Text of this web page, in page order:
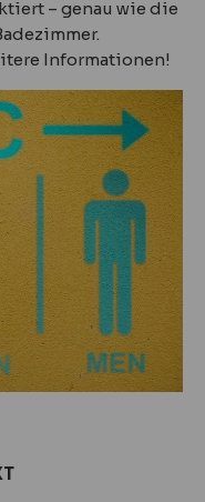
– genau wie die
Informationen!